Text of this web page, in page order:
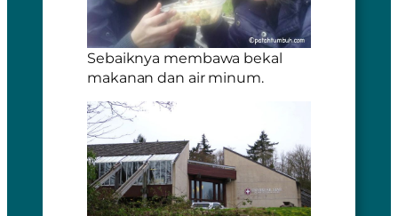
Sebaiknya membawa bekal
makanan dan air minum.